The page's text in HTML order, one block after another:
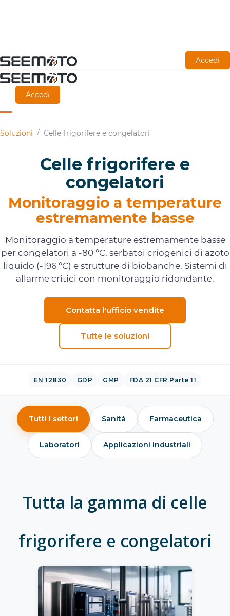
Vai
al
contenuto
principale
Accedi
Accedi
Soluzioni / Celle frigorifere e congelatori
Celle frigorifere e
congelatori
Monitoraggio a temperature
estremamente basse
Monitoraggio a temperature estremamente basse
per congelatori a -80 °C, serbatoi criogenici di azoto
liquido (-196 °C) e strutture di biobanche. Sistemi di
allarme critici con monitoraggio ridondante.
Contatta l'ufficio vendite
Tutte le soluzioni
EN 12830 GDP GMP FDA 21 CFR Parte 11
Tutti i settori Sanità Farmaceutica
Laboratori Applicazioni industriali
Tutta la gamma di celle
frigorifere e congelatori